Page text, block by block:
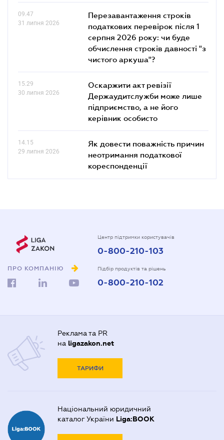
09.47
31 липня 2026
Перезавантаження строків
податкових перевірок після 1
серпня 2026 року: чи буде
обчислення строків давності "з
чистого аркуша"?
15.29
30 липня 2026
Оскаржити акт ревізії
Держаудитслужби може лише
підприємство, а не його
керівник особисто
14.15
29 липня 2026
Як довести поважність причин
неотримання податкової
кореспонденції
ПРО КОМПАНІЮ
Центр підтримки користувачів
0-800-210-103
Підбір продуктів та рішень
0-800-210-102
Реклама та PR
на ligazakon.net
ТАРИФИ
Національний юридичний
каталог України Liga:BOOK